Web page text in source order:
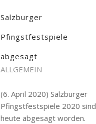
Salzburger
Pfingstfestspiele
abgesagt
ALLGEMEIN
(6. April 2020) Salzburger
Pfingstfestspiele 2020 sind
heute abgesagt worden.